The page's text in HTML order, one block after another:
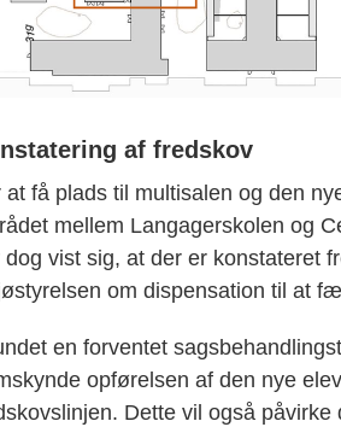
af fredskov
at få plads til multisalen og den
mellem Langagerskolen og
dog vist sig, at der er konstateret
om dispensation til at
en forventet
opførelsen af den nye
Dette vil også